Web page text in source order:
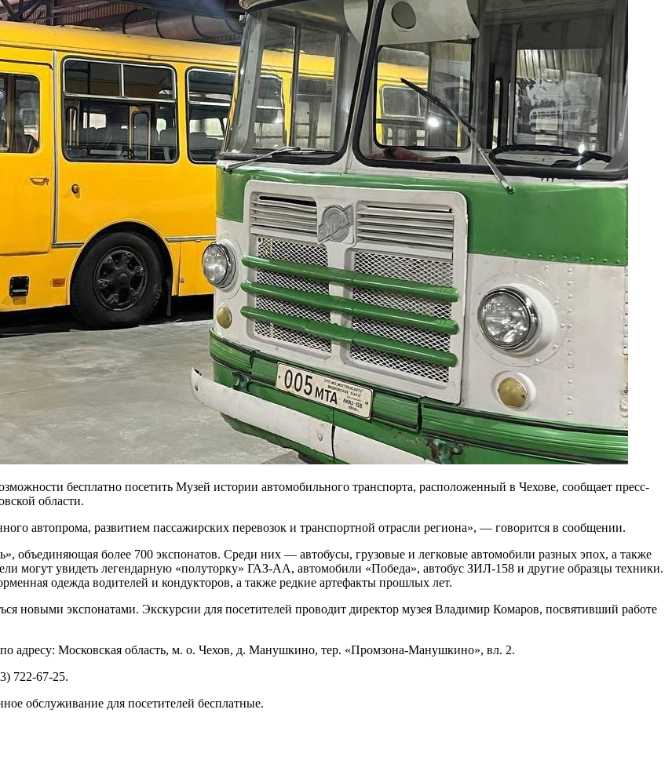
бесплатно посетить Музей истории автомобильного транспорта, расположенный в Чехове, сообщает пресс-
области.
автопрома, развитием пассажирских перевозок и транспортной отрасли региона», — говорится в сообщении.
объединяющая более 700 экспонатов. Среди них — автобусы, грузовые и легковые автомобили разных эпох, а также
могут увидеть легендарную «полуторку» ГАЗ-АА, автомобили «Победа», автобус ЗИЛ-158 и другие образцы техники.
одежда водителей и кондукторов, а также редкие артефакты прошлых лет.
новыми экспонатами. Экскурсии для посетителей проводит директор музея Владимир Комаров, посвятивший работе
адресу: Московская область, м. о. Чехов, д. Манушкино, тер. «Промзона-Манушкино», вл. 2.
722-67-25.
обслуживание для посетителей бесплатные.